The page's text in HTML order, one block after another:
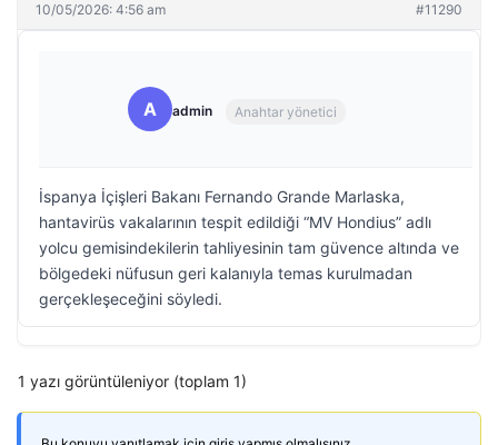
10/05/2026: 4:56 am #11290
A admin Anahtar yönetici
İspanya İçişleri Bakanı Fernando Grande Marlaska,
hantavirüs vakalarının tespit edildiği “MV Hondius” adlı
yolcu gemisindekilerin tahliyesinin tam güvence altında ve
bölgedeki nüfusun geri kalanıyla temas kurulmadan
gerçekleşeceğini söyledi.
1 yazı görüntüleniyor (toplam 1)